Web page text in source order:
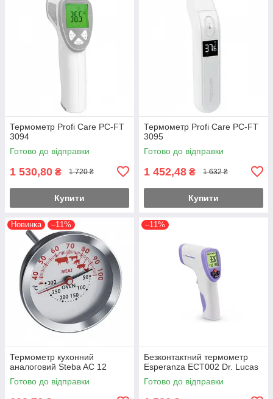
Термометр Profi Care PC-FT
3094
Готово до відправки
1 530,80 ₴ 1 720 ₴
Купити
Термометр Profi Care PC-FT
3095
Готово до відправки
1 452,48 ₴ 1 632 ₴
Купити
Новинка –11%
Термометр кухонний
аналоговий Steba AC 12
Готово до відправки
–11%
Безконтактний термометр
Esperanza ECT002 Dr. Lucas
Готово до відправки